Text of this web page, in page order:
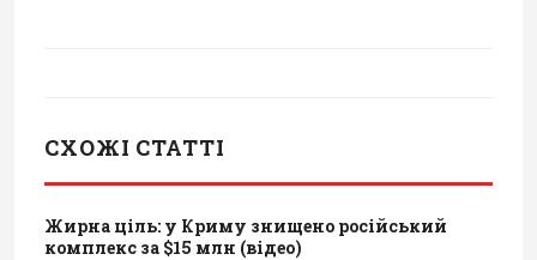
СХОЖІ СТАТТІ
Жирна ціль: у Криму знищено російський
комплекс за $15 млн (відео)